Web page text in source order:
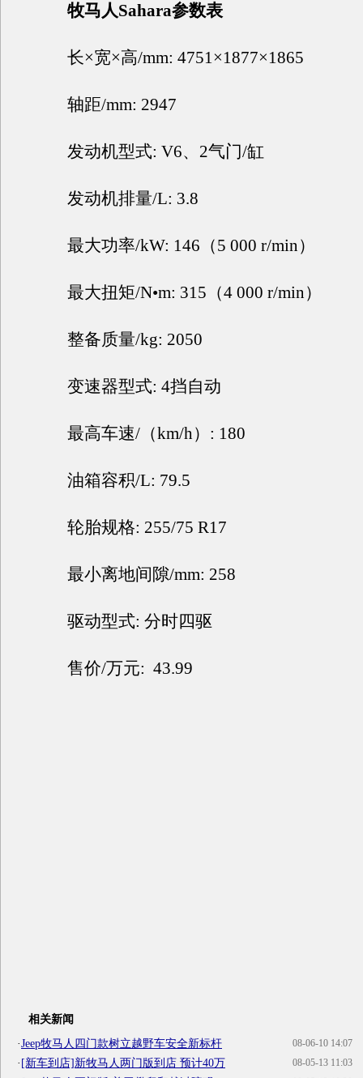
牧马人Sahara参数表
长×宽×高/mm: 4751×1877×1865
轴距/mm: 2947
发动机型式: V6、2气门/缸
发动机排量/L: 3.8
最大功率/kW: 146（5 000 r/min）
最大扭矩/N•m: 315（4 000 r/min）
整备质量/kg: 2050
变速器型式: 4挡自动
最高车速/（km/h）: 180
油箱容积/L: 79.5
轮胎规格: 255/75 R17
最小离地间隙/mm: 258
驱动型式: 分时四驱
售价/万元: 43.99
相关新闻
08-06-10 14:07
·Jeep牧马人四门款树立越野车安全新标杆
08-05-13 11:03
·[新车到店]新牧马人两门版到店 预计40万